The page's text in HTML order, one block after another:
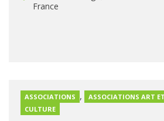
France
ASSOCIATIONS , ASSOCIATIONS ART
CULTURE